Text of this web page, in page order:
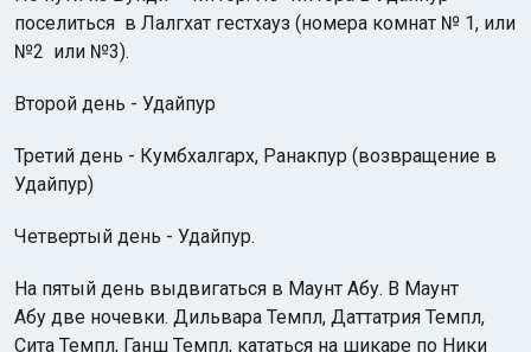
поселиться в Лалгхат гестхауз (номера комнат № 1, или
№2 или №3).
Второй день - Удайпур
Третий день - Кумбхалгарх, Ранакпур (возвращение в
Удайпур)
Четвертый день - Удайпур.
На пятый день выдвигаться в Маунт Абу. В Маунт
Абу две ночевки. Дильвара Темпл, Даттатрия Темпл,
Сита Темпл, Ганш Темпл, кататься на шикаре по Ники